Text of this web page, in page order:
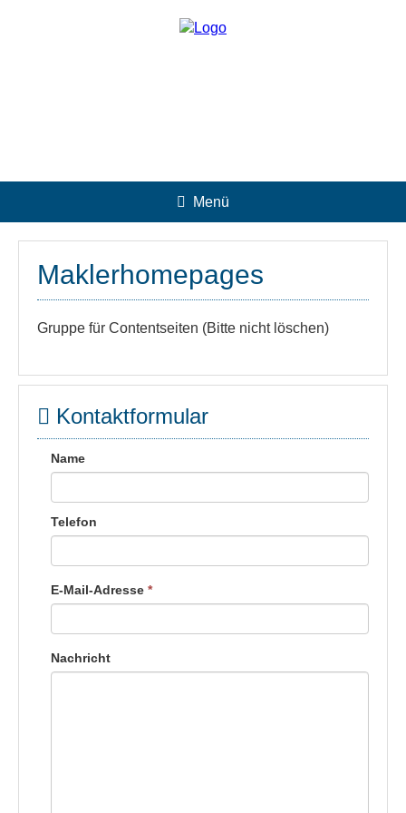
Menü
Maklerhomepages
Gruppe für Contentseiten (Bitte nicht löschen)
Kontaktformular
Name
Telefon
E-Mail-Adresse *
Nachricht